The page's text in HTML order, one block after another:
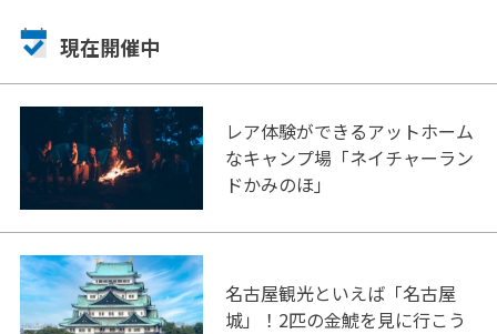
現在開催中
レア体験ができるアットホーム
なキャンプ場「ネイチャーラン
ドかみのほ」
名古屋観光といえば「名古屋
城」！2匹の金鯱を見に行こう